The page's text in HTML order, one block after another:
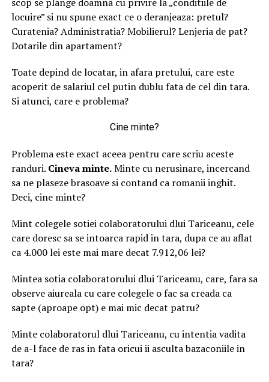
locuire” si nu spune exact ce o deranjeaza: pretul?
Curatenia? Administratia? Mobilierul? Lenjeria de pat?
Dotarile din apartament?
Toate depind de locatar, in afara pretului, care este
acoperit de salariul cel putin dublu fata de cel din tara.
Si atunci, care e problema?
Cine minte?
Problema este exact aceea pentru care scriu aceste
randuri. Cineva minte.Minte cu nerusinare, incercand
sa ne plaseze brasoave si contand ca romanii inghit.
Deci, cine minte?
Mint colegele sotiei colaboratorului dlui Tariceanu, cele
care doresc sa se intoarca rapid in tara, dupa ce au aflat
ca 4.000 lei este mai mare decat 7.912,06 lei?
Mintea sotia colaboratorului dlui Tariceanu, care, fara sa
observe aiureala cu care colegele o fac sa creada ca
sapte (aproape opt) e mai mic decat patru?
Minte colaboratorul dlui Tariceanu, cu intentia vadita
de a-l face de ras in fata oricui ii asculta bazaconiile in
tara?